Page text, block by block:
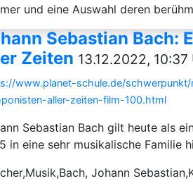
und eine Auswahl deren
Sebastian Bach:
Zeiten 13.12.2022, 10:37
www.planet-schule.de/
aller-zeiten-film-100.html
Sebastian Bach gilt heute als
in eine sehr musikalische Familie
Johann